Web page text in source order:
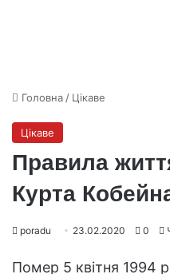
Головна / Цікаве
Цікаве
Правила
Курта
poradu 23.02.2020 0
Помер 5 квітня 1994